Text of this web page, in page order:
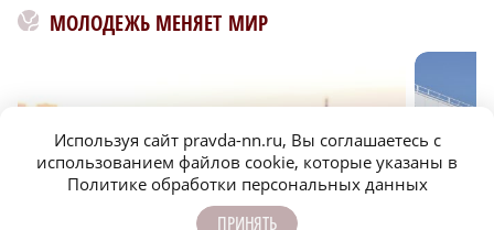
МОЛОДЕЖЬ МЕНЯЕТ МИР
Используя сайт pravda-nn.ru, Вы соглашаетесь с
использованием файлов cookie, которые указаны в
Политике обработки персональных данных
ПРИНЯТЬ